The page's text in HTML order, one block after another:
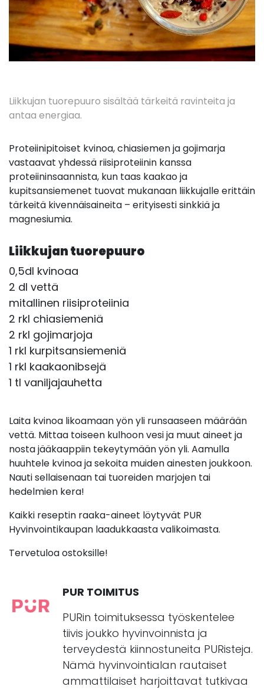
Liikkujan tuorepuuro sisältää tärkeitä ravinteita ja
antaa energiaa.
Proteiinipitoiset kvinoa, chiasiemen ja gojimarja
vastaavat yhdessä riisiproteiinin kanssa
proteiininsaannista, kun taas kaakao ja
kupitsansiemenet tuovat mukanaan liikkujalle erittäin
tärkeitä kivennäisaineita – erityisesti sinkkiä ja
magnesiumia.
Liikkujan tuorepuuro
0,5dl kvinoaa
2 dl vettä
mitallinen riisiproteiinia
2 rkl chiasiemeniä
2 rkl gojimarjoja
1 rkl kurpitsansiemeniä
1 rkl kaakaonibsejä
1 tl vaniljajauhetta
Laita kvinoa likoamaan yön yli runsaaseen määrään
vettä. Mittaa toiseen kulhoon vesi ja muut aineet ja
nosta jääkaappiin tekeytymään yön yli. Aamulla
huuhtele kvinoa ja sekoita muiden ainesten joukkoon.
Nauti sellaisenaan tai tuoreiden marjojen tai
hedelmien kera!
Kaikki reseptin raaka-aineet löytyvät PUR
Hyvinvointikaupan laadukkaasta valikoimasta.
Tervetuloa ostoksille!
PUR TOIMITUS
PURin toimituksessa työskentelee
tiivis joukko hyvinvoinnista ja
terveydestä kiinnostuneita PURisteja.
Nämä hyvinvointialan rautaiset
ammattilaiset harjoittavat tutkivaa